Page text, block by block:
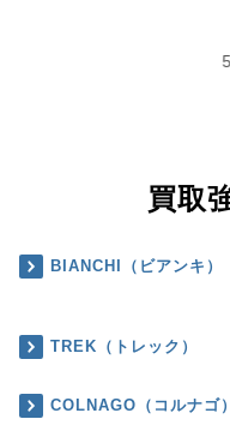
買取
BIANCHI（ビアンキ）
TREK（トレック）
COLNAGO（コルナゴ）